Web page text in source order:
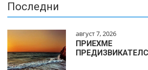
Последни
август 7, 2026
ПРИЕХМЕ